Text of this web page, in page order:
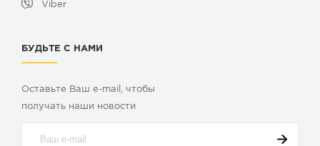
Viber
БУДЬТЕ С НАМИ
Оставьте Ваш e-mail, чтобы
получать наши новости